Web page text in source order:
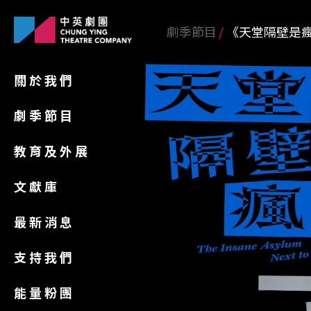
關於我們
劇季節目
教育及外展
文獻庫
最新消息
支持我們
能量粉團
劇季節目 《天堂隔壁是